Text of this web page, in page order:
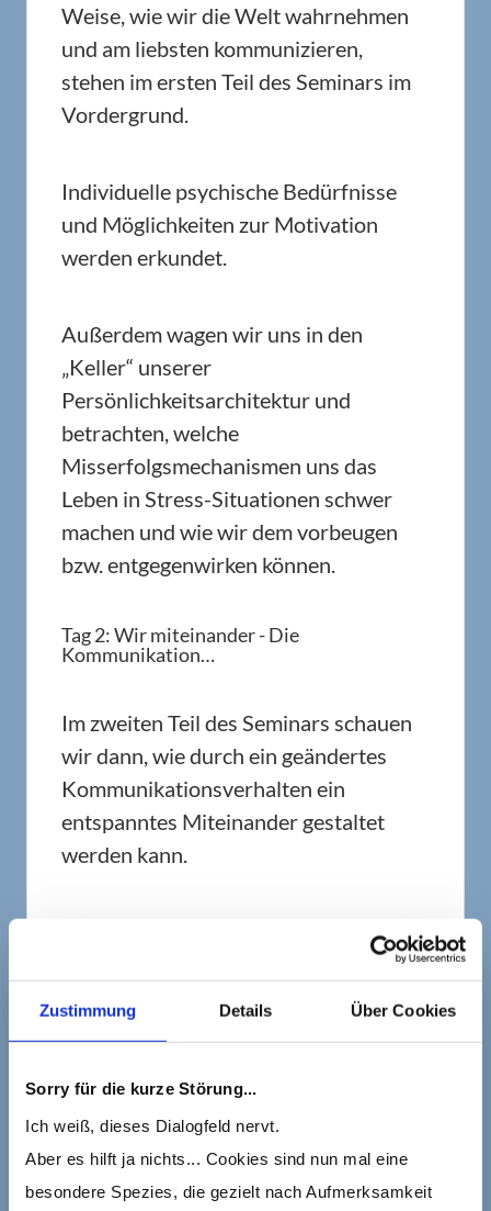
Zustimmung Details Über Cookies
Sorry für die kurze Störung...
Ich weiß, dieses Dialogfeld nervt.
Aber es hilft ja nichts... Cookies sind nun mal eine
besondere Spezies, die gezielt nach Aufmerksamkeit
Weise, wie wir die Welt wahrnehmen
und am liebsten kommunizieren,
stehen im ersten Teil des Seminars im
Vordergrund.
Individuelle psychische Bedürfnisse
und Möglichkeiten zur Motivation
werden erkundet.
Außerdem wagen wir uns in den
„Keller“ unserer
Persönlichkeitsarchitektur und
betrachten, welche
Misserfolgsmechanismen uns das
Leben in Stress-Situationen schwer
machen und wie wir dem vorbeugen
bzw. entgegenwirken können.
Tag 2: Wir miteinander - Die
Kommunikation…
Im zweiten Teil des Seminars schauen
wir dann, wie durch ein geändertes
Kommunikationsverhalten ein
entspanntes Miteinander gestaltet
werden kann.
Sprache" noch einmal aufzugreifen: Du
lernst, wie Du immer wieder die
verstehen kann, was Du von ihr/ihm
möchtest.